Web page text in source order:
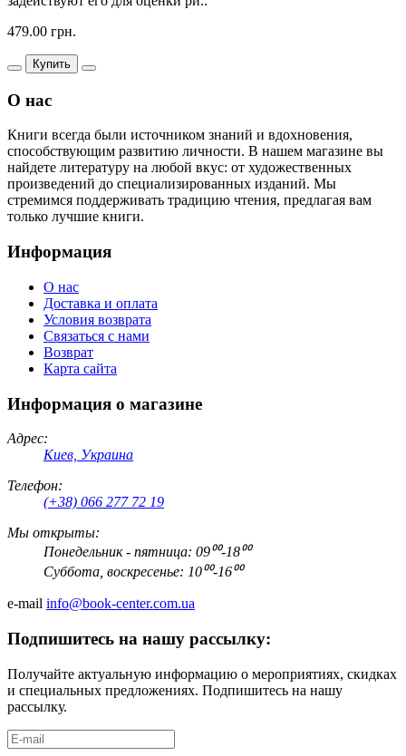
479.00 грн.
Купить
О нас
Книги всегда были источником знаний и вдохновения,
способствующим развитию личности. В нашем магазине вы
найдете литературу на любой вкус: от художественных
произведений до специализированных изданий. Мы
стремимся поддерживать традицию чтения, предлагая вам
только лучшие книги.
Информация
О нас
Доставка и оплата
Условия возврата
Связаться с нами
Возврат
Карта сайта
Информация о магазине
Адрес:
Киев, Украина
Телефон:
(+38) 066 277 72 19
Мы открыты:
Понедельник - пятница: 09⁰⁰-18⁰⁰
Суббота, воскресенье: 10⁰⁰-16⁰⁰
e-mail info@book-center.com.ua
Подпишитесь на нашу рассылку:
Получайте актуальную информацию о мероприятиях, скидках
и специальных предложениях. Подпишитесь на нашу
рассылку.